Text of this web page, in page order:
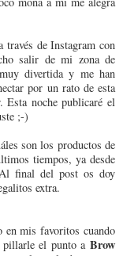
través de Instagram con
salir de mi zona de
divertida y me han
por un rato de esta
Esta noche publicaré el
;-)
son los productos de
tiempos, ya desde
final del post os doy
extra.
en mis favoritos cuando
pillarle el punto a Brow